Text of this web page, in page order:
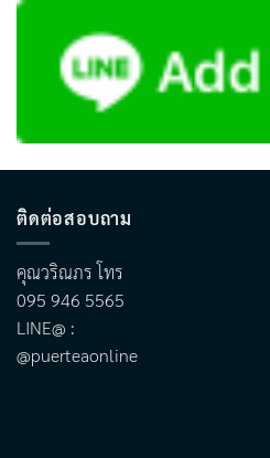
ติดต่อสอบถาม
คุณวริณภร โทร
095 946 5565
LINE@ :
@puerteaonline